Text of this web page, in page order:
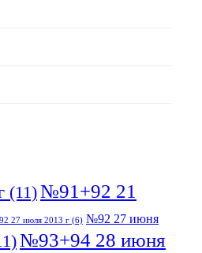
(11)№91+92 21
27 июля 2013 г (6) №92 27 июня
№93+94 28 июня